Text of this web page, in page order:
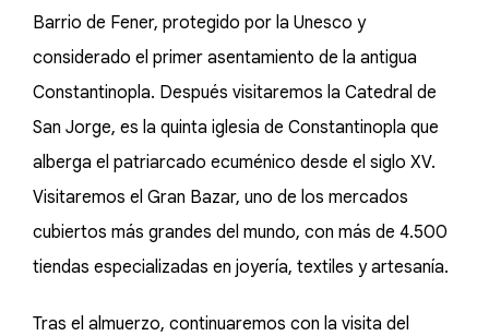
Barrio de Fener, protegido por la Unesco y
considerado el primer asentamiento de la antigua
Constantinopla. Después visitaremos la Catedral de
San Jorge, es la quinta iglesia de Constantinopla que
alberga el patriarcado ecuménico desde el siglo XV.
Visitaremos el Gran Bazar, uno de los mercados
cubiertos más grandes del mundo, con más de 4.500
tiendas especializadas en joyería, textiles y artesanía.
Tras el almuerzo, continuaremos con la visita del